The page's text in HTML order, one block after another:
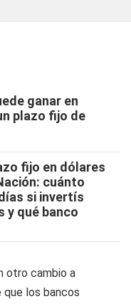
ganar en
plazo fijo de
fijo en dólares
cuánto
si invertís
y qué banco
otro cambio a
que los bancos